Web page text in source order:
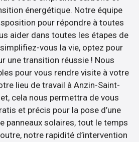
énergétique. Notre équipe
pour répondre à toutes
aider dans toutes les étapes de
vous la vie, optez pour
une transition réussie ! Nous
pour vous rendre visite à votre
lieu de travail à Anzin-Saint-
cela nous permettra de vous
et précis pour la pose d’une
panneaux solaires, tout le temps
notre rapidité d’intervention